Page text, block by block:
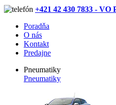
+421 42 430 7833 - VO
Poradňa
O nás
Kontakt
Predajne
Pneumatiky
Pneumatiky